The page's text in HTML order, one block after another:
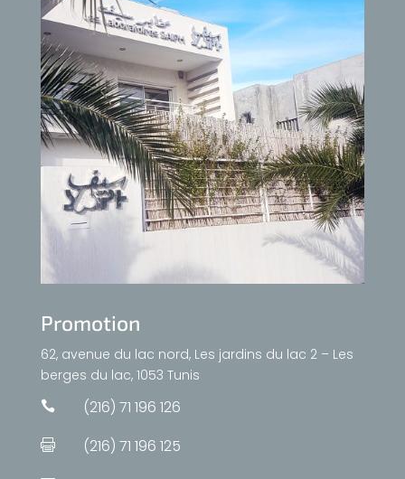
Promotion
62, avenue du lac nord, Les jardins du lac 2 – Les
berges du lac, 1053 Tunis
 (216) 71 196 126
 (216) 71 196 125